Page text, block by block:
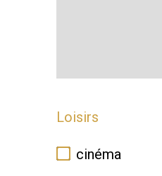
Loisirs
cinéma